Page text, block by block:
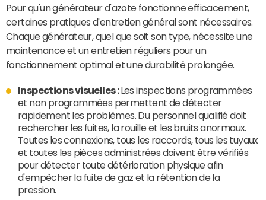
Pour qu'un générateur d'azote fonctionne efficacement,
certaines pratiques d'entretien général sont nécessaires.
Chaque générateur, quel que soit son type, nécessite une
maintenance et un entretien réguliers pour un
fonctionnement optimal et une durabilité prolongée.
Inspections visuelles :Les inspections programmées
et non programmées permettent de détecter
rapidement les problèmes. Du personnel qualifié doit
rechercher les fuites, la rouille et les bruits anormaux.
Toutes les connexions, tous les raccords, tous les tuyaux
et toutes les pièces administrées doivent être vérifiés
pour détecter toute détérioration physique afin
d'empêcher la fuite de gaz et la rétention de la
pression.